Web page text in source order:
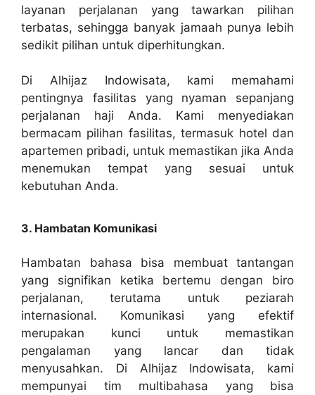
layanan perjalanan yang tawarkan pilihan
terbatas, sehingga banyak jamaah punya lebih
sedikit pilihan untuk diperhitungkan.
Di Alhijaz Indowisata, kami memahami
pentingnya fasilitas yang nyaman sepanjang
perjalanan haji Anda. Kami menyediakan
bermacam pilihan fasilitas, termasuk hotel dan
apartemen pribadi, untuk memastikan jika Anda
menemukan tempat yang sesuai untuk
kebutuhan Anda.
3. Hambatan Komunikasi
Hambatan bahasa bisa membuat tantangan
yang signifikan ketika bertemu dengan biro
perjalanan, terutama untuk peziarah
internasional. Komunikasi yang efektif
merupakan kunci untuk memastikan
pengalaman yang lancar dan tidak
menyusahkan. Di Alhijaz Indowisata, kami
mempunyai tim multibahasa yang bisa